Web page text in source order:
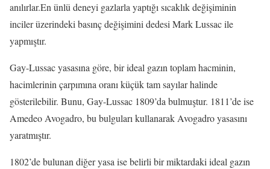
anılırlar.En ünlü deneyi gazlarla yaptığı sıcaklık değişiminin
inciler üzerindeki basınç değişimini dedesi Mark Lussac ile
yapmıştır.
Gay-Lussac yasasına göre, bir ideal gazın toplam hacminin,
hacimlerinin çarpımına oranı küçük tam sayılar halinde
gösterilebilir. Bunu, Gay-Lussac 1809’da bulmuştur. 1811’de ise
Amedeo Avogadro, bu bulguları kullanarak Avogadro yasasını
yaratmıştır.
1802’de bulunan diğer yasa ise belirli bir miktardaki ideal gazın